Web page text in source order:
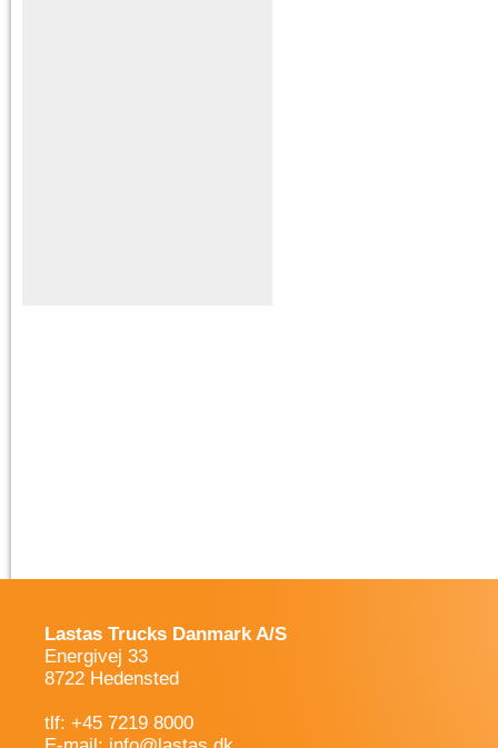
Lastas Trucks Danmark A/S
Energivej 33
8722 Hedensted
tlf: +45 7219 8000